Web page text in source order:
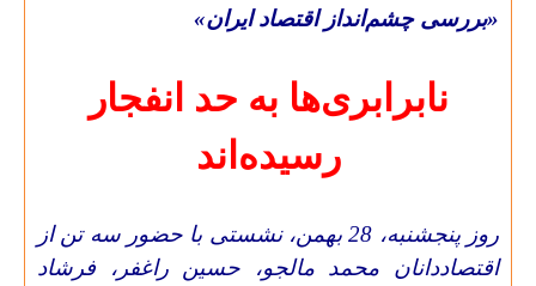
«بررسی چشم‌انداز اقتصاد ایران»
نابرابری‌ها به حد انفجار
رسیده‌اند
روز پنجشنبه، 28 بهمن، نشستی با حضور سه تن از
اقتصاددانان محمد مالجو، حسین راغفر، فرشاد